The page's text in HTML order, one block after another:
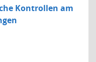
Kontrollen am